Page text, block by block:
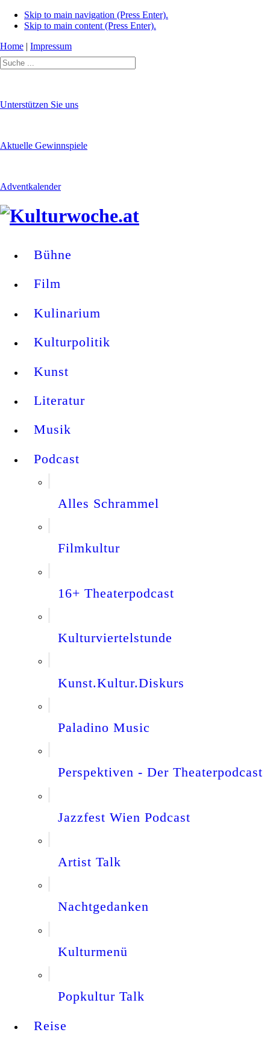
Skip to main navigation (Press Enter).
Skip to main content (Press Enter).
Home | Impressum
Unterstützen Sie uns
Aktuelle Gewinnspiele
Adventkalender
Bühne
Film
Kulinarium
Kulturpolitik
Kunst
Literatur
Musik
Podcast
Alles Schrammel
Filmkultur
16+ Theaterpodcast
Kulturviertelstunde
Kunst.Kultur.Diskurs
Paladino Music
Perspektiven - Der Theaterpodcast
Jazzfest Wien Podcast
Artist Talk
Nachtgedanken
Kulturmenü
Popkultur Talk
Reise